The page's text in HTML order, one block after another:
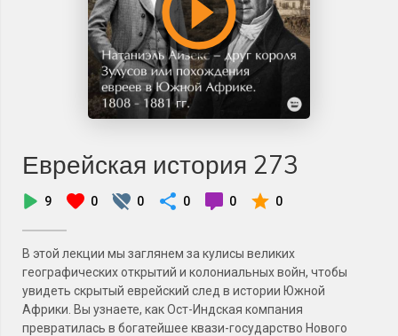
Еврейская история 273
9 0 0 0 0 0
В этой лекции мы заглянем за кулисы великих
географических открытий и колониальных войн, чтобы
увидеть скрытый еврейский след в истории Южной
Африки. Вы узнаете, как Ост-Индская компания
превратилась в богатейшее квази-государство Нового